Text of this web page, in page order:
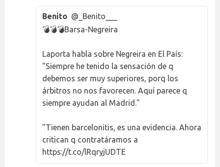
Benito @_Benito___
💣💣💣Barsa-Negreira
Laporta habla sobre Negreira en El País:
"Siempre he tenido la sensación de q
debemos ser muy superiores, porq los
árbitros no nos favorecen. Aquí parece q
siempre ayudan al Madrid."
"Tienen barcelonitis, es una evidencia. Ahora
critican q contratáramos a
https://t.co/lRqryjUDTE